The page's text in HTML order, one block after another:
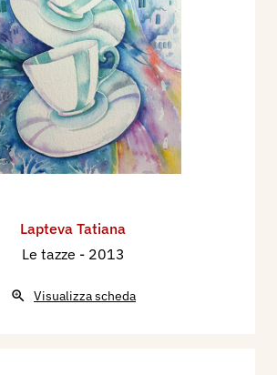
Lapteva Tatiana
Le tazze - 2013
Visualizza scheda